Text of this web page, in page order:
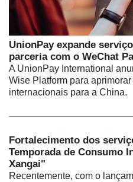
UnionPay expande
parceria com o WeChat
A UnionPay International
Wise Platform para
internacionais para a China.
Fortalecimento dos
Temporada de Consumo
Xangai"
Recentemente, com o